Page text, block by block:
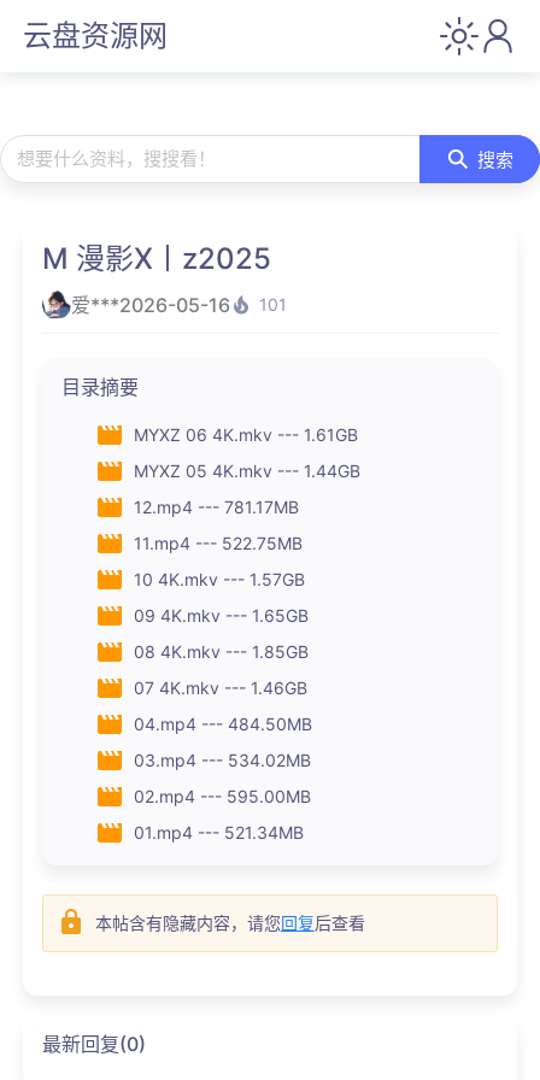
云盘资源网
想要什么资料，搜搜看！ 搜索
M 漫影X丨z2025
爱***2026-05-16 101
目录摘要
MYXZ 06 4K.mkv --- 1.61GB
MYXZ 05 4K.mkv --- 1.44GB
12.mp4 --- 781.17MB
11.mp4 --- 522.75MB
10 4K.mkv --- 1.57GB
09 4K.mkv --- 1.65GB
08 4K.mkv --- 1.85GB
07 4K.mkv --- 1.46GB
04.mp4 --- 484.50MB
03.mp4 --- 534.02MB
02.mp4 --- 595.00MB
01.mp4 --- 521.34MB
本帖含有隐藏内容，请您回复后查看
最新回复(0)